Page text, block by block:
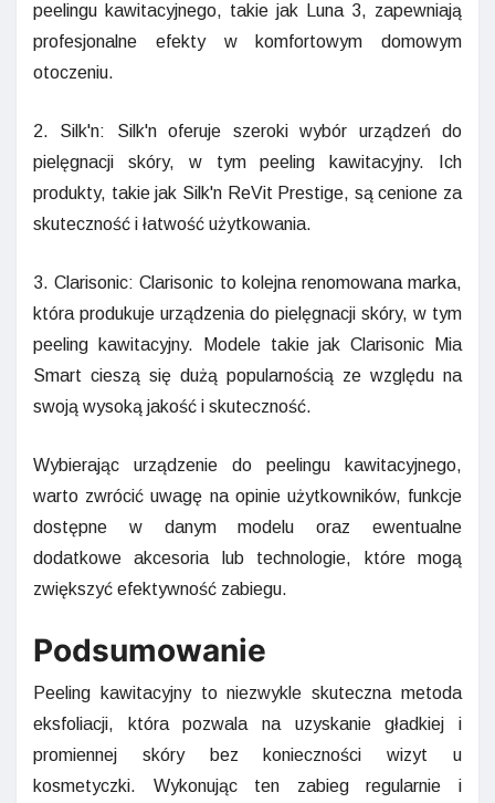
peelingu kawitacyjnego, takie jak Luna 3, zapewniają
profesjonalne efekty w komfortowym domowym
otoczeniu.
2. Silk'n: Silk'n oferuje szeroki wybór urządzeń do
pielęgnacji skóry, w tym peeling kawitacyjny. Ich
produkty, takie jak Silk'n ReVit Prestige, są cenione za
skuteczność i łatwość użytkowania.
3. Clarisonic: Clarisonic to kolejna renomowana marka,
która produkuje urządzenia do pielęgnacji skóry, w tym
peeling kawitacyjny. Modele takie jak Clarisonic Mia
Smart cieszą się dużą popularnością ze względu na
swoją wysoką jakość i skuteczność.
Wybierając urządzenie do peelingu kawitacyjnego,
warto zwrócić uwagę na opinie użytkowników, funkcje
dostępne w danym modelu oraz ewentualne
dodatkowe akcesoria lub technologie, które mogą
zwiększyć efektywność zabiegu.
Podsumowanie
Peeling kawitacyjny to niezwykle skuteczna metoda
eksfoliacji, która pozwala na uzyskanie gładkiej i
promiennej skóry bez konieczności wizyt u
kosmetyczki. Wykonując ten zabieg regularnie i